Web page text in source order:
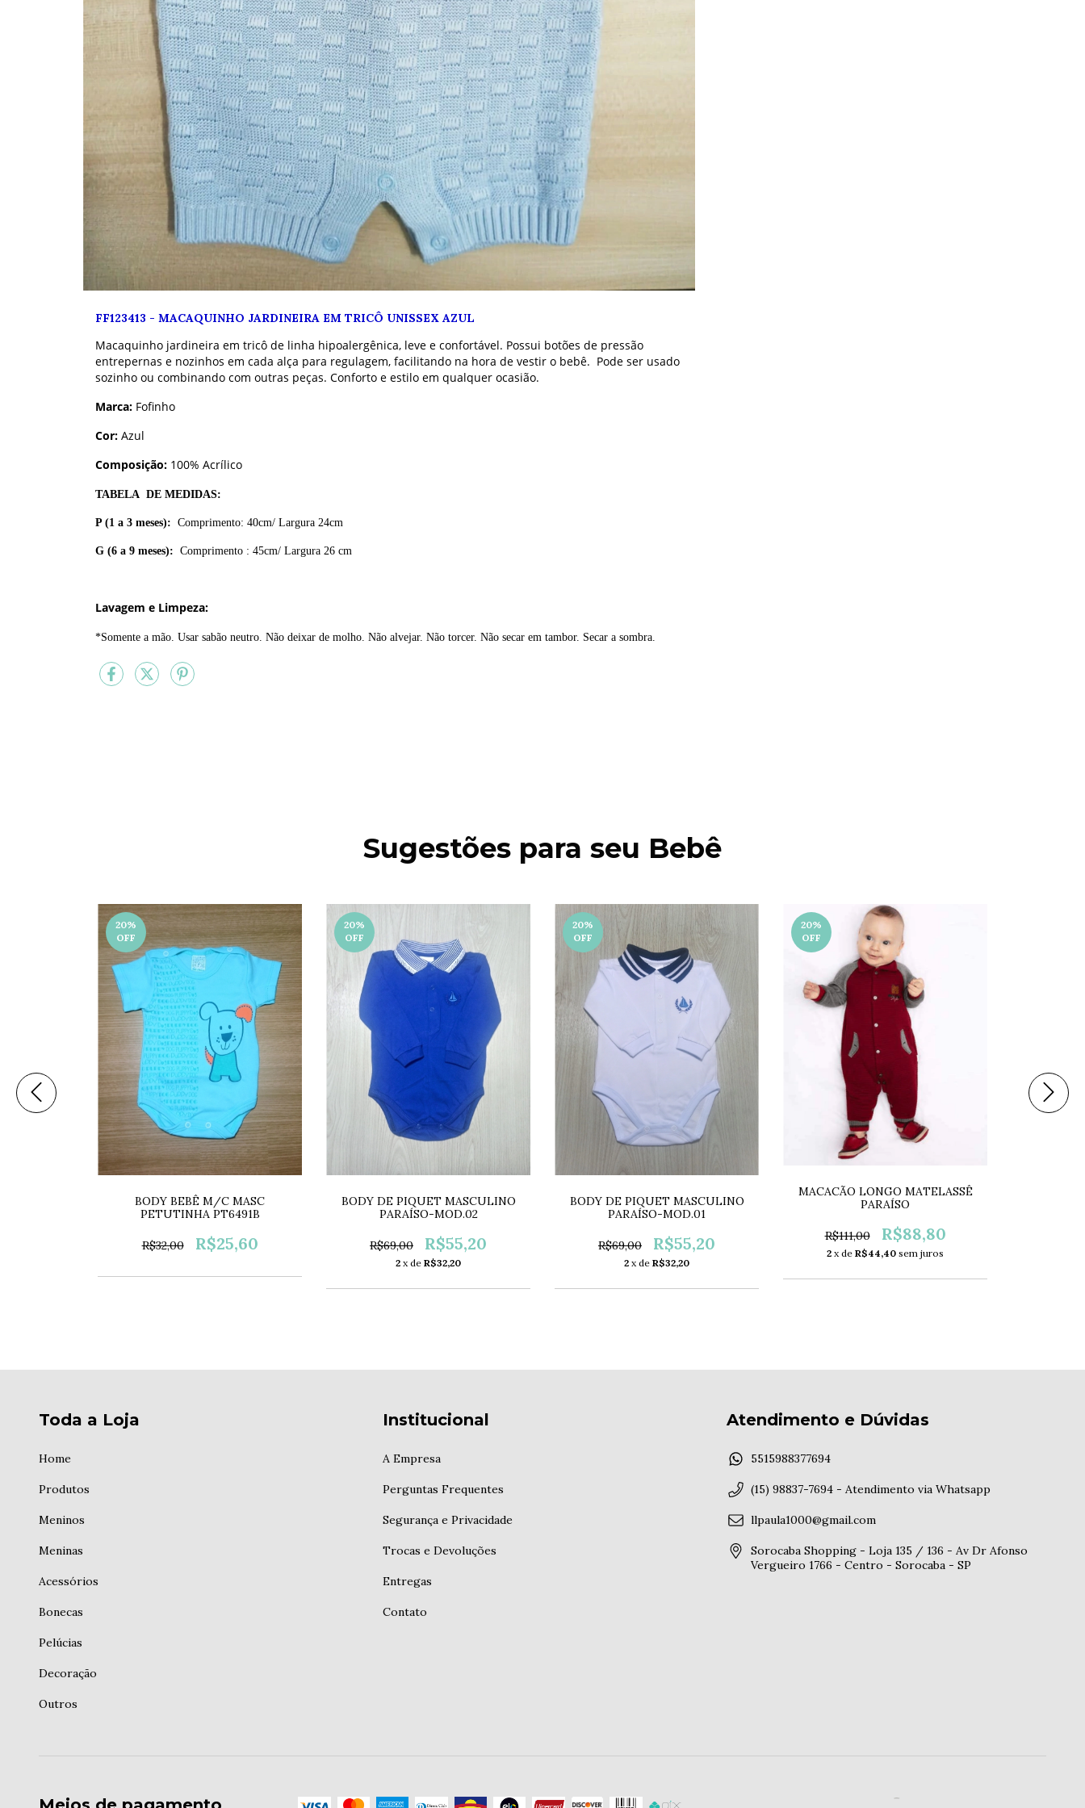
FF123413 - MACAQUINHO JARDINEIRA EM TRICÔ UNISSEX AZUL
Macaquinho jardineira em tricô de linha hipoalergênica, leve e confortável. Possui botões de pressão
entrepernas e nozinhos em cada alça para regulagem, facilitando na hora de vestir o bebê. Pode ser usado
sozinho ou combinando com outras peças. Conforto e estilo em qualquer ocasião.
Marca: Fofinho
Cor: Azul
Composição: 100% Acrílico
TABELA DE MEDIDAS:
P (1 a 3 meses): Comprimento: 40cm/ Largura 24cm
G (6 a 9 meses): Comprimento : 45cm/ Largura 26 cm
Lavagem e Limpeza:
*Somente a mão. Usar sabão neutro. Não deixar de molho. Não alvejar. Não torcer. Não secar em tambor. Secar a sombra.
Sugestões para seu Bebê
20%
OFF
BODY BEBÊ M/C MASC
PETUTINHA PT6491B
R$32,00 R$25,60
20%
OFF
BODY DE PIQUET MASCULINO
PARAÍSO-MOD.02
R$69,00 R$55,20
2 x de R$32,20
20%
OFF
BODY DE PIQUET MASCULINO
PARAÍSO-MOD.01
R$69,00 R$55,20
2 x de R$32,20
20%
OFF
MACACÃO LONGO MATELASSÊ
PARAÍSO
R$111,00 R$88,80
2 x de R$44,40 sem juros
Toda a Loja
Home
Produtos
Meninos
Meninas
Acessórios
Bonecas
Pelúcias
Decoração
Outros
Institucional
A Empresa
Perguntas Frequentes
Segurança e Privacidade
Trocas e Devoluções
Entregas
Contato
Atendimento e Dúvidas
5515988377694
(15) 98837-7694 - Atendimento via Whatsapp
llpaula1000@gmail.com
Sorocaba Shopping - Loja 135 / 136 - Av Dr Afonso
Vergueiro 1766 - Centro - Sorocaba - SP